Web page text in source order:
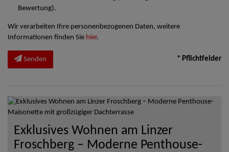
Bewertung).
Wir verarbeiten Ihre personenbezogenen Daten, weitere
Informationen finden Sie hier.
Senden * Pflichtfelder
Exklusives Wohnen am Linzer
Froschberg – Moderne Penthouse-